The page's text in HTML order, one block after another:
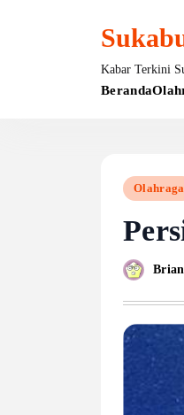
Kabar Terkini
Beranda
Olahraga